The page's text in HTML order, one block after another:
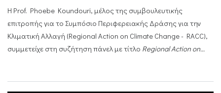
Η Prof. Phoebe Koundouri, μέλος της συμβουλευτικής
επιτροπής για το Συμπόσιο Περιφερειακής Δράσης για την
Κλιματική Αλλαγή (Regional Action on Climate Change - RACC),
συμμετείχε στη συζήτηση πάνελ με τίτλο Regional Action on...